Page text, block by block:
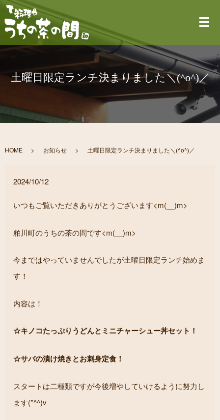
メ
土曜日限定ランチ決まりました＼(^o^)／
HOME お知らせ 土曜日限定ランチ決まりました＼(^o^)／
2024/10/12
いつもご覧いただきありがとうございます<m(__)m>
粕川町のうちの茶の間です<m(__)m>
今まではやっていませんでしたが土曜日限定ランチ始めま
す！
内容は！
☆キノコたっぷりうどんとミニチャーシュー丼セット！
☆サバの漬け焼きとお刺身定食！
スタートは二種類ですが今後増やしていけるように努力し
ます(*^^)v